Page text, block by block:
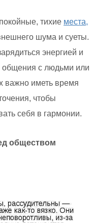
тихие места,
шума и суеты.
энергией и
общения с людьми или
важно иметь время
чтобы
себя в гармонии.
обществом